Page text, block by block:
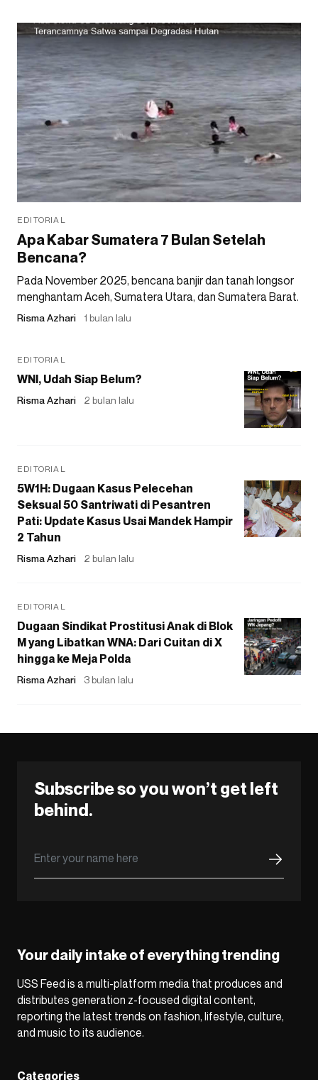
EDITORIAL
Apa Kabar Sumatera 7 Bulan Setelah
Bencana?
Pada November 2025, bencana banjir dan tanah longsor
menghantam Aceh, Sumatera Utara, dan Sumatera Barat.
Risma Azhari 1 bulan lalu
EDITORIAL
WNI, Udah Siap Belum?
Risma Azhari 2 bulan lalu
EDITORIAL
5W1H: Dugaan Kasus Pelecehan
Seksual 50 Santriwati di Pesantren
Pati: Update Kasus Usai Mandek Hampir
2 Tahun
Risma Azhari 2 bulan lalu
EDITORIAL
Dugaan Sindikat Prostitusi Anak di Blok
M yang Libatkan WNA: Dari Cuitan di X
hingga ke Meja Polda
Risma Azhari 3 bulan lalu
Subscribe so you won’t get left
behind.
Your daily intake of everything trending
USS Feed is a multi-platform media that produces and
distributes generation z-focused digital content,
reporting the latest trends on fashion, lifestyle, culture,
and music to its audience.
Categories